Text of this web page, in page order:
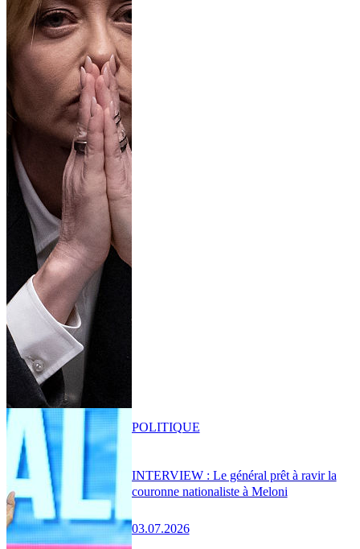
INTERVIEW : Le général prêt à ravir la
couronne nationaliste à Meloni
03.07.2026
POLITIQUE